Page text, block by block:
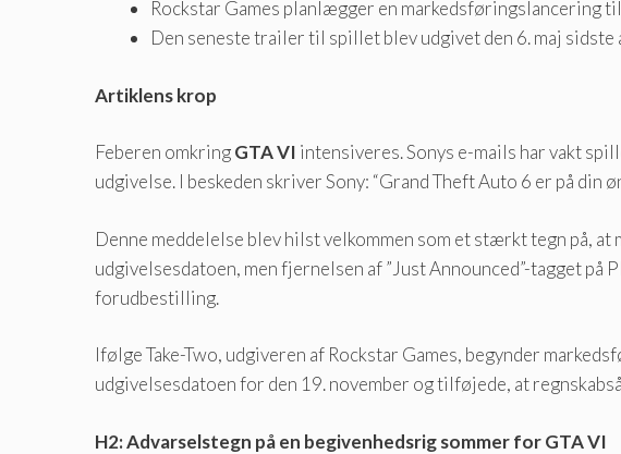
Rockstar Games planlægger en markedsføringslancering
Den seneste trailer til spillet blev udgivet den 6. maj sidste
Artiklens krop
Feberen omkringGTA VI intensiveres. Sonys e-mails har vakt
udgivelse. I beskeden skriver Sony: “Grand Theft Auto 6 er på
Denne meddelelse blev hilst velkommen som et stærkt tegn på,
udgivelsesdatoen, men fjernelsen af ​​”Just Announced”-tagget
forudbestilling.
Ifølge Take-Two, udgiveren af ​​Rockstar Games, begynder
udgivelsesdatoen for den 19. november og tilføjede, at
H2: Advarselstegn på en begivenhedsrig sommer for GTA VI